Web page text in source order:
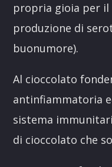
propria gioia per
produzione di
buonumore).
Al cioccolato
antinfiammatoria
sistema
di cioccolato che